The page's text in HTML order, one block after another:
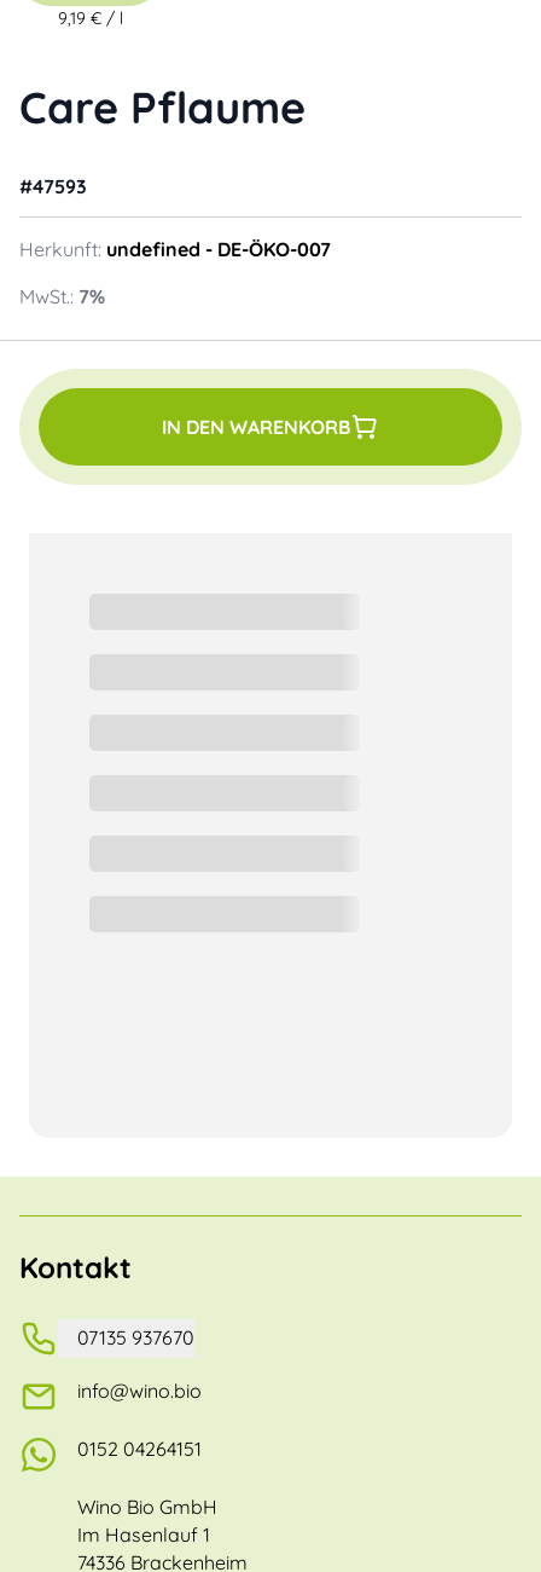
Care Pflaume
#47593
Herkunft: undefined - DE-ÖKO-007
MwSt.: 7%
9,19 €/ l
IN DEN WARENKORB
Kontakt
07135 937670
info@wino.bio
0152 04264151
Wino Bio GmbH
Im Hasenlauf 1
74336 Brackenheim